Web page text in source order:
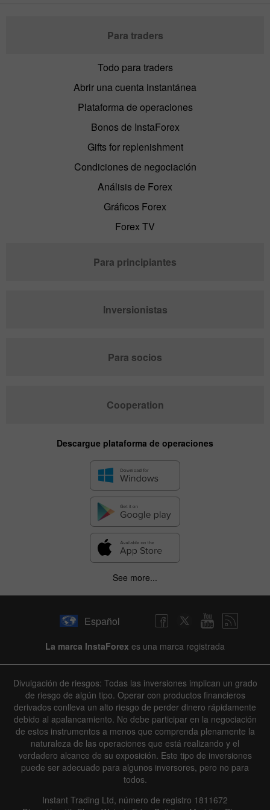
Para traders
Todo para traders
Abrir una cuenta instantánea
Plataforma de operaciones
Bonos de InstaForex
Gifts for replenishment
Condiciones de negociación
Análisis de Forex
Gráficos Forex
Forex TV
Para principiantes
Inversionistas
Para socios
Cooperation
Descargue plataforma de operaciones
See more...
Español
La marca InstaForex es una marca registrada
Divulgación de riesgos: Todas las inversiones implican un grado
de riesgo de algún tipo. Operar con productos financieros
derivados conlleva un alto riesgo de perder dinero rápidamente
debido al apalancamiento. No debe participar en la negociación
de estos instrumentos a menos que comprenda plenamente la
naturaleza de las operaciones que está realizando y el
verdadero alcance de su exposición. Este tipo de inversiones
puede ser adecuado para algunos inversores, pero no para
todos.
Instant Trading Ltd, número de registro 1811672